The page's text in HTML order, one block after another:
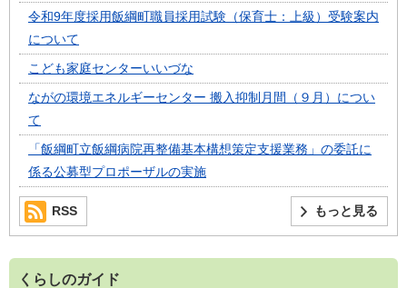
令和9年度採用飯綱町職員採用試験（保育士：上級）受験案内
について
こども家庭センターいいづな
ながの環境エネルギーセンター 搬入抑制月間（９月）につい
て
「飯綱町立飯綱病院再整備基本構想策定支援業務」の委託に
係る公募型プロポーザルの実施
もっと見る
RSS
くらしのガイド